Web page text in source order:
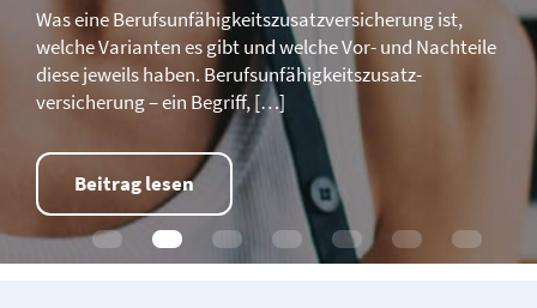
Was eine Berufs­unfähigkeitszusatz­­versicherung ist,
welche Varianten es gibt und welche Vor- und Nachteile
diese jeweils haben. Berufs­unfähigkeitszusatz­­
versicherung – ein Begriff, […]
Beitrag lesen